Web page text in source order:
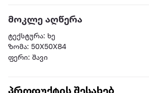
მოკლე აღწერა
ტექსტურა: ხე
ზომა: 50X50X84
ფერი: შავი